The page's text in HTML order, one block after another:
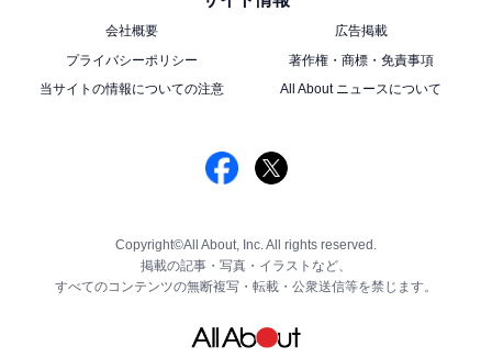
会社概要
広告掲載
プライバシーポリシー
著作権・商標・免責事項
当サイトの情報についての注意
All About ニュースについて
Copyright©All About, Inc. All rights reserved.
掲載の記事・写真・イラストなど、
すべてのコンテンツの無断複写・転載・公衆送信等を禁じます。